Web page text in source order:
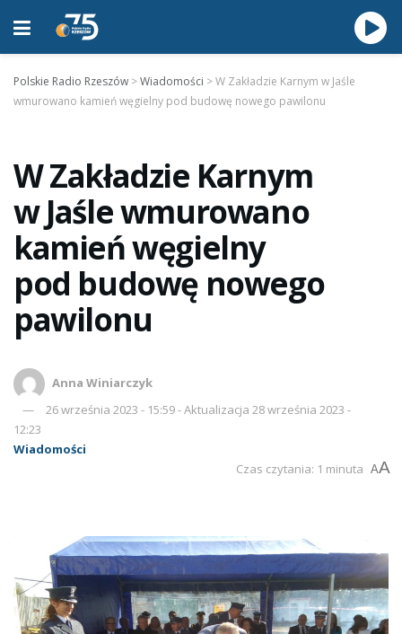
Polskie Radio Rzeszów >Wiadomości >W Zakładzie Karnym w Jaśle
wmurowano kamień węgielny pod budowę nowego pawilonu
W Zakładzie Karnym
w Jaśle wmurowano
kamień węgielny
pod budowę nowego
pawilonu
Anna Winiarczyk
26 września 2023 - 15:59 - Aktualizacja 28 września 2023 -
12:23
Wiadomości
Czas czytania: 1 minuta AA